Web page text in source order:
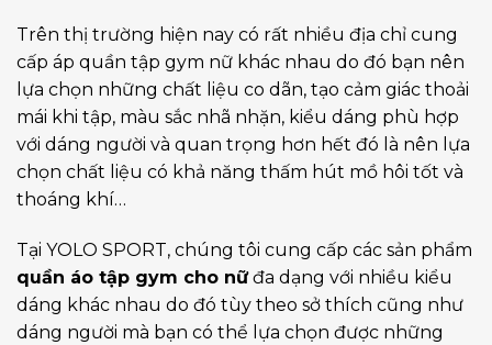
Trên thị trường hiện nay có rất nhiều địa chỉ cung
cấp áp quần tập gym nữ khác nhau do đó bạn nên
lựa chọn những chất liệu co dãn, tạo cảm giác thoải
mái khi tập, màu sắc nhã nhặn, kiểu dáng phù hợp
với dáng người và quan trọng hơn hết đó là nên lựa
chọn chất liệu có khả năng thấm hút mồ hôi tốt và
thoáng khí…
Tại YOLO SPORT, chúng tôi cung cấp các sản phẩm
quần áo tập gym cho nữđa dạng với nhiều kiểu
dáng khác nhau do đó tùy theo sở thích cũng như
dáng người mà bạn có thể lựa chọn được những